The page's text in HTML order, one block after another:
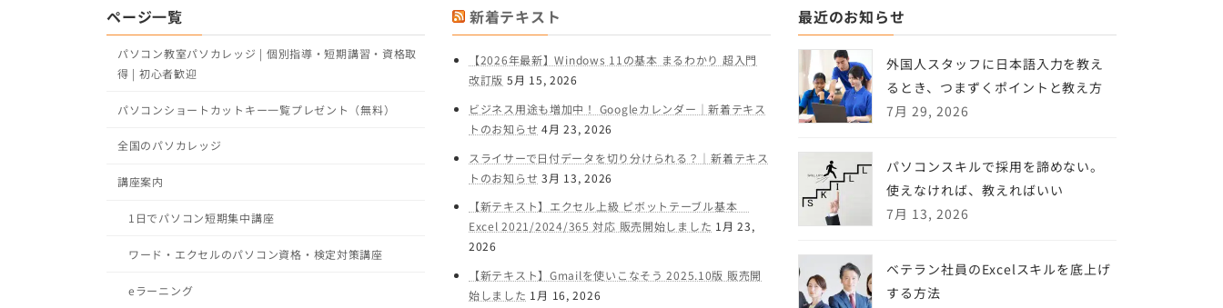
ページ一覧
パソコン教室パソカレッジ | 個別指導・短期講習・資格取
得 | 初心者歓迎
パソコンショートカットキー一覧プレゼント（無料）
全国のパソカレッジ
講座案内
1日でパソコン短期集中講座
ワード・エクセルのパソコン資格・検定対策講座
eラーニング
新着テキスト
【2026年最新】Windows 11の基本 まるわかり 超入門
改訂版 5月 15, 2026
ビジネス用途も増加中！ Googleカレンダー｜新着テキス
トのお知らせ 4月 23, 2026
スライサーで日付データを切り分けられる？｜新着テキス
トのお知らせ 3月 13, 2026
【新テキスト】エクセル上級 ピボットテーブル基本
Excel 2021/2024/365 対応 販売開始しました 1月 23,
2026
【新テキスト】Gmailを使いこなそう 2025.10版 販売開
始しました 1月 16, 2026
最近のお知らせ
外国人スタッフに日本語入力を教え
るとき、つまずくポイントと教え方
7月 29, 2026
パソコンスキルで採用を諦めない。
使えなければ、教えればいい
7月 13, 2026
ベテラン社員のExcelスキルを底上げ
する方法